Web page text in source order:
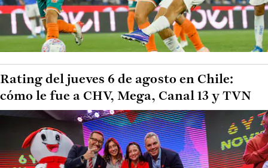
Rating del jueves 6 de agosto en Chile:
cómo le fue a CHV, Mega, Canal 13 y TVN